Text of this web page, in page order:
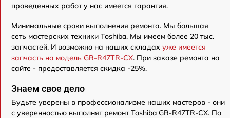
проведенных работ у нас имеется гарантия.
Минимальные сроки выполнения ремонта. Мы большая
сеть мастерских техники Toshiba. Мы имеем более 20 тыс.
запчастей. И возможно на наших складах уже имеется
запчасть на модель GR-R47TR-CX. При заказе ремонта на
сайте - предоставляется скидка -25%.
Знаем свое дело
Будьте уверены в профессионализме наших мастеров - они
с уверенностью выполнят ремонт Toshiba GR-R47TR-CX. По